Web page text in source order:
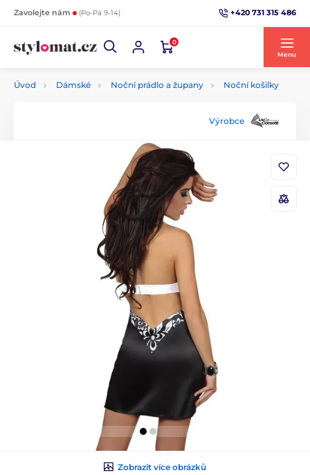
Zavolejte nám (Po-Pá 9-14) +420 731 315 486
0
Menu
Úvod Dámské Noční prádlo a župany Noční košilky
Výrobce
Zobrazit více obrázků